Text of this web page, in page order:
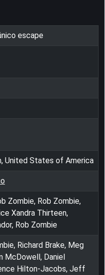
escape
United States of America
Zombie, Rob Zombie,
Xandra Thirteen,
Rob Zombie
Richard Brake, Meg
McDowell, Daniel
Hilton-Jacobs, Jeff